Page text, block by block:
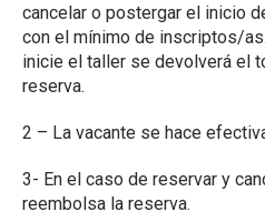
cancelar o postergar el inicio
con el mínimo de inscriptos/
inicie el taller se devolverá el
reserva.
2 – La vacante se hace
3- En el caso de reservar y
reembolsa la reserva.